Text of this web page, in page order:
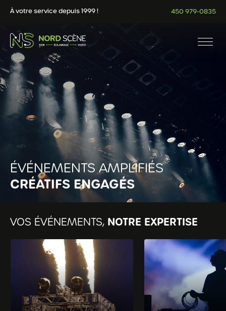
À votre service depuis 1999 ! 450 979-0835
ÉVÉNEMENTS AMPLIFIÉS
CRÉATIFS ENGAGÉS
VOS ÉVÉNEMENTS, NOTRE EXPERTISE